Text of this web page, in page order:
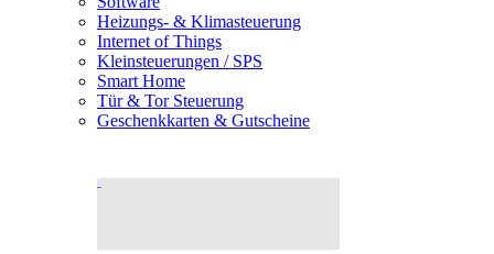
Heizungs- & Klimasteuerung
Internet of Things
Kleinsteuerungen / SPS
Smart Home
Tür & Tor Steuerung
Geschenkkarten & Gutscheine